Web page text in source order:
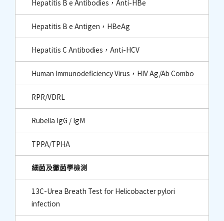
Hepatitis B e Antibodies，Anti-HBe
Hepatitis B e Antigen，HBeAg
Hepatitis C Antibodies，Anti-HCV
Human Immunodeficiency Virus，HIV Ag/Ab Combo
RPR/VDRL
Rubella IgG / IgM
TPPA/TPHA
細菌及黴菌學檢測
13C-Urea Breath Test for Helicobacter pylori
infection